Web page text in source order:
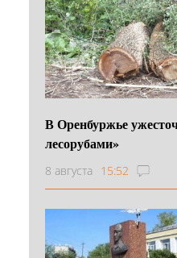
В Оренбуржье
лесорубами»
8 августа 15:52